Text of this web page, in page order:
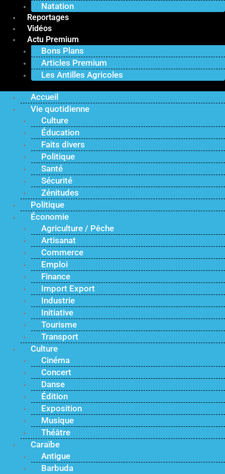
Natation
Reportages
Vidéos
Actu Premium
Bons Plans
Articles Premium
Les Antilles Agricoles
Accueil
Vie quotidienne
Culture
Éducation
Faits divers
Politique
Santé
Sécurité
Zénitudes
Politique
Économie
Agriculture / Pêche
Artisanat
Commerce
Emploi
Finance
Import Export
Industrie
Initiative
Tourisme
Transport
Culture
Cinéma
Concert
Danse
Édition
Exposition
Musique
Théâtre
Caraïbe
Antigue
Barbuda